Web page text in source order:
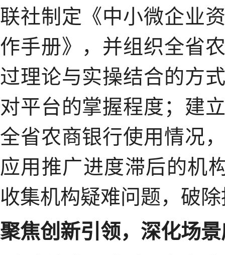
联社制定《中小微企业
作手册》，并组织全省
过理论与实操结合的方
对平台的掌握程度；建
全省农商银行使用情况
应用推广进度滞后的机
收集机构疑难问题，破
聚焦创新引领，深化场